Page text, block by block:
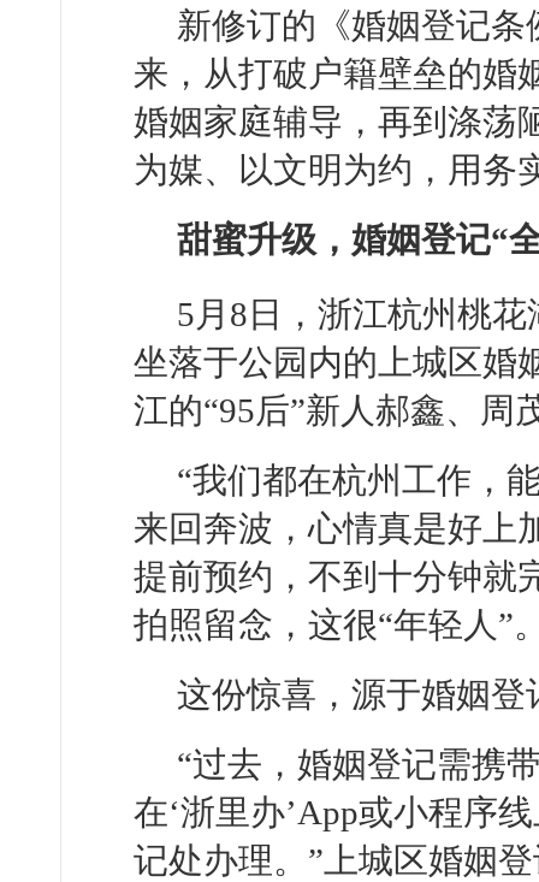
新修订的《婚姻登记条
来，从打破户籍壁垒的婚
婚姻家庭辅导，再到涤荡
为媒、以文明为约，用务
甜蜜升级，婚姻登记“
5月8日，浙江杭州桃
坐落于公园内的上城区婚
江的“95后”新人郝鑫、周
“我们都在杭州工作，
来回奔波，心情真是好上
提前预约，不到十分钟就
拍照留念，这很“年轻人”
这份惊喜，源于婚姻登
“过去，婚姻登记需携
在‘浙里办’App或小程序
记处办理。”上城区婚姻